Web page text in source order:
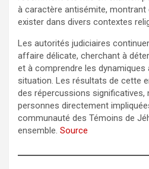
à caractère antisémite,
exister dans divers contextes
Les autorités judiciaires
affaire délicate, cherchant à
et à comprendre les
situation. Les résultats de cette
des répercussions significatives,
personnes directement
communauté des Témoins de
ensemble. Source